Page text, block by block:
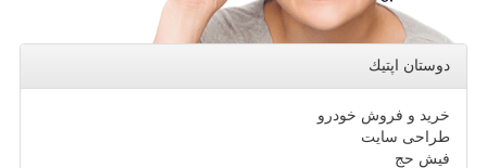
دوستان اپتیك
خرید و فروش خودرو
طراحی سایت
فیش حج